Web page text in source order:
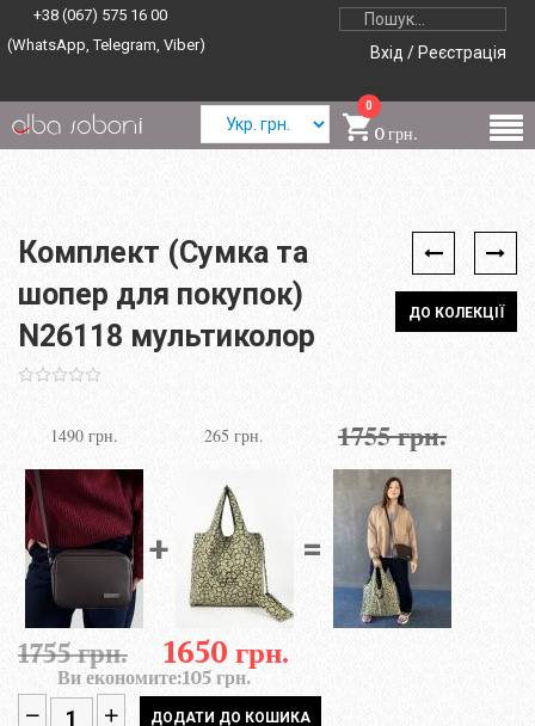
+38 (067) 575 16 00
(WhatsApp, Telegram, Viber)
Вхід / Реєстрація
0
0 грн.
ДО КОЛЕКЦІЇ
Комплект (Сумка та
шопер для покупок)
N26118 мультиколор
1490 грн. 265 грн. 1755 грн.
+ =
1755 грн. 1650 грн.
Ви економите:105 грн.